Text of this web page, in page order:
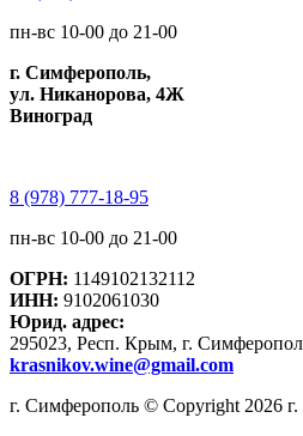
пн-вс 10-00 до 21-00
г. Симферополь,
ул. Никанорова, 4Ж
Виноград
8 (978) 777-18-95
пн-вс 10-00 до 21-00
ОГРН: 1149102132112
ИНН: 9102061030
Юрид. адрес:
295023, Респ. Крым, г.
krasnikov.wine@gmail.com
г. Симферополь © Copyright 2026 г.